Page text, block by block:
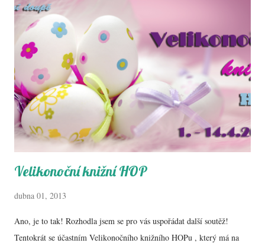
Čistý od Julianny Baggott, Banka těl: Mladší od Lissy Price, Sonea:
Vyslancova mise od Trudi Canavan, Kukuřičný město od Andrewa
Smitha, Velký Gatsby od F.S.Fitzgeralda a anglické vydání knihy
Příliš mnoho Kateřin od Johna Greena. Kdyby náhodou byla nějaká
vysoká účast, budu zvažovat i druhého soutěžícího, to se uvidí.
Pravidla soutěže: - Soutěž probíhá od 1.7. d...
Velikonoční knižní HOP
dubna 01, 2013
Ano, je to tak! Rozhodla jsem se pro vás uspořádat další soutěž!
Tentokrát se účastním Velikonočního knižního HOPu , který má na